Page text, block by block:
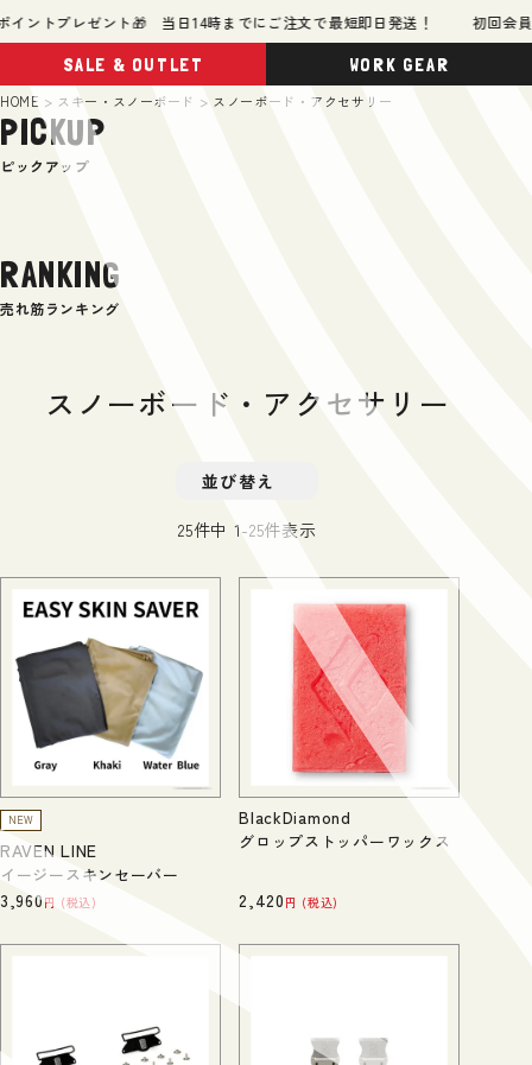
トプレゼント🎁 当日14時までにご注文で最短即日発送！ 初回会員
WORK GEAR
HOME スキー・スノーボード スノーボード・アクセサリー
PICKUP
ピックアップ
RANKING
売れ筋ランキング
スノーボード・アクセサリー
並び替え
25件中 1-25件表示
NEW
RAVEN LINE
イージースキンセーバー
3,960 税込
BlackDiamond
グロップストッパーワックス
2,420 税込
SALE & OUTLET